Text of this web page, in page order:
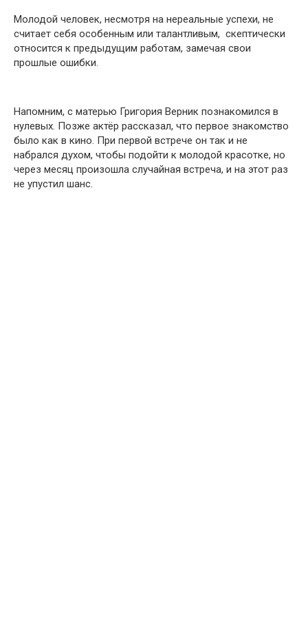
Молодой человек, несмотря на нереальные успехи, не
считает себя особенным или талантливым, скептически
относится к предыдущим работам, замечая свои
прошлые ошибки.
Напомним, с матерью Григория Верник познакомился в
нулевых. Позже актёр рассказал, что первое знакомство
было как в кино. При первой встрече он так и не
набрался духом, чтобы подойти к молодой красотке, но
через месяц произошла случайная встреча, и на этот раз
не упустил шанс.